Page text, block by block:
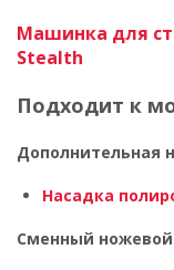
Машинка для
Stealth
Подходит к
Дополнительная
Насадка
Сменный ножевой